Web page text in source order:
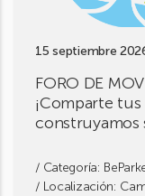
15 septiembre
FORO DE
¡Comparte
construyamos
/ Categoría:
/ Localización:
soluciones!